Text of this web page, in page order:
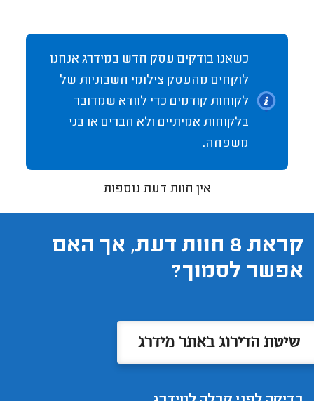
כשאנו בודקים עסק חדש במידרג אנחנו
לוקחים מהעסק צילומי חשבוניות של
לקוחות קודמים כדי לוודא שמדובר
בלקוחות אמיתיים ולא חברים או בני
משפחה.
אין חוות דעת נוספות
קראת 8 חוות דעת, אך האם
אפשר לסמוך?
שיטת הדירוג באתר מידרג